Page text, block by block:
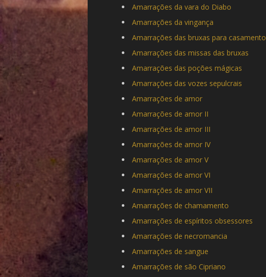
Amarrações da vara do Diabo
Amarrações da vingança
Amarrações das bruxas para casamento
Amarrações das missas das bruxas
Amarrações das poções mágicas
Amarrações das vozes sepulcrais
Amarrações de amor
Amarrações de amor II
Amarrações de amor III
Amarrações de amor IV
Amarrações de amor V
Amarrações de amor VI
Amarrações de amor VII
Amarrações de chamamento
Amarrações de espíritos obsessores
Amarrações de necromancia
Amarrações de sangue
Amarrações de são Cipriano